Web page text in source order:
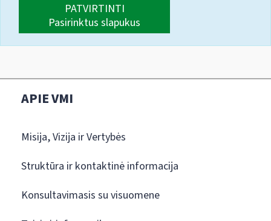
PATVIRTINTI
Pasirinktus slapukus
APIE VMI
Misija, Vizija ir Vertybės
Struktūra ir kontaktinė informacija
Konsultavimasis su visuomene